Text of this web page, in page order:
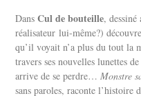
DansCul de bouteille,
réalisateur lui-même?)
qu’il voyait n’a plus du tout la
travers ses nouvelles lunettes
arrive de se perdre…Monstre
sans paroles, raconte l’histoire